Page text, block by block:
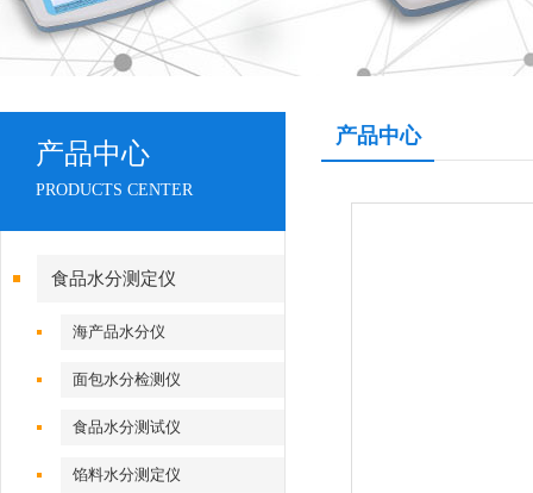
产品中心
PRODUCTS CENTER
食品水分测定仪
海产品水分仪
面包水分检测仪
食品水分测试仪
馅料水分测定仪
产品中心